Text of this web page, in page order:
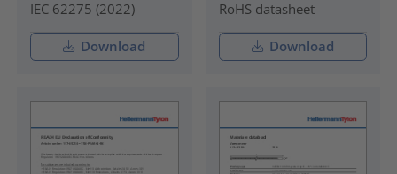
IEC 62275 (2022)
Download
RoHS datasheet
Download